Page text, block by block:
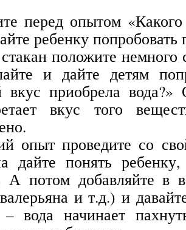
перед опытом
ребенку
положите немного
и дайте детям
вкус приобрела вода?»
вкус того
опыт проведите со
дайте понять
А потом добавляйте в
и т.д.) и
вода начинает